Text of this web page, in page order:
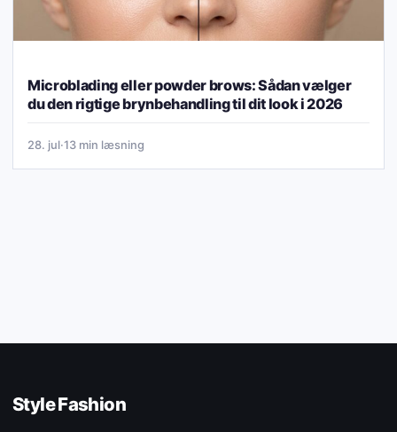
Microblading eller powder brows: Sådan vælger
du den rigtige brynbehandling til dit look i 2026
28. jul·13 min læsning
Style Fashion